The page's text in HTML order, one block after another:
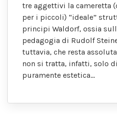
tre aggettivi la cameretta
per i piccoli) “ideale”
principi Waldorf, ossia
pedagogia di Rudolf
tuttavia, che resta
non si tratta, infatti, solo
puramente estetica…